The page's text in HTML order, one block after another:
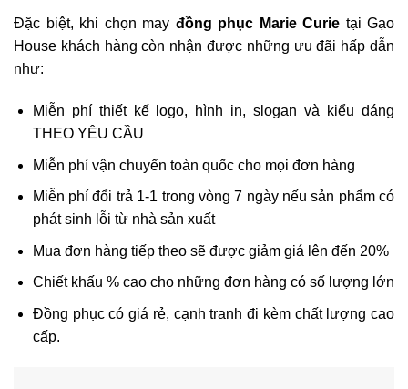
Đặc biệt, khi chọn may đồng phục Marie Curie tại Gạo
House khách hàng còn nhận được những ưu đãi hấp dẫn
như:
Miễn phí thiết kế logo, hình in, slogan và kiểu dáng
THEO YÊU CẦU
Miễn phí vận chuyển toàn quốc cho mọi đơn hàng
Miễn phí đổi trả 1-1 trong vòng 7 ngày nếu sản phẩm có
phát sinh lỗi từ nhà sản xuất
Mua đơn hàng tiếp theo sẽ được giảm giá lên đến 20%
Chiết khấu % cao cho những đơn hàng có số lượng lớn
Đồng phục có giá rẻ, cạnh tranh đi kèm chất lượng cao
cấp.